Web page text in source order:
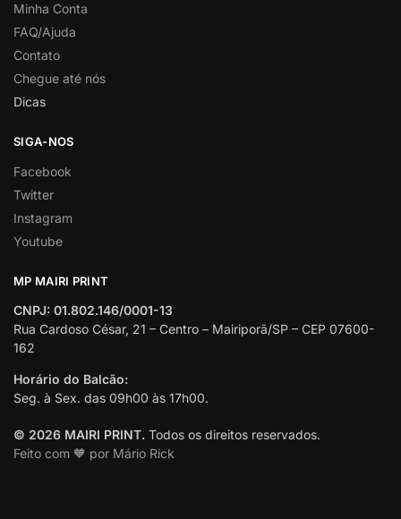
Minha Conta
FAQ/Ajuda
Contato
Chegue até nós
Dicas
SIGA-NOS
Facebook
Twitter
Instagram
Youtube
MP MAIRI PRINT
CNPJ: 01.802.146/0001-13
Rua Cardoso César, 21 – Centro – Mairiporã/SP – CEP 07600-
162
Horário do Balcão:
Seg. à Sex. das 09h00 às 17h00.
© 2026 MAIRI PRINT. Todos os direitos reservados.
Feito com 🧡 por Mário Rick